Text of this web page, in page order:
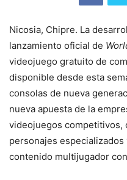
Nicosia, Chipre. La
lanzamiento oficial de
videojuego gratuito de
disponible desde esta
consolas de nueva
nueva apuesta de la
videojuegos competitivos,
personajes
contenido multijugador